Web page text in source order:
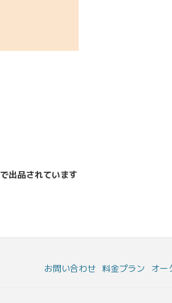
で出品されています
お問い合わせ 料金プラン オー